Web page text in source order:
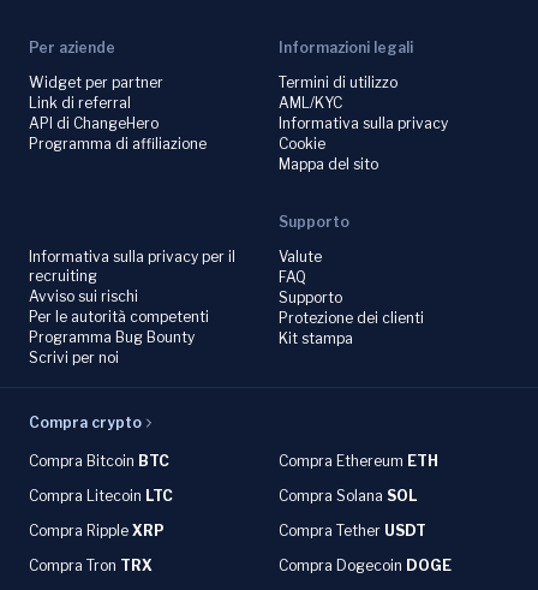
Per aziende
Widget per partner
Link di referral
API di ChangeHero
Programma di affiliazione
Informazioni legali
Termini di utilizzo
AML/KYC
Informativa sulla privacy
Cookie
Mappa del sito
Informativa sulla privacy per il
recruiting
Avviso sui rischi
Per le autorità competenti
Programma Bug Bounty
Scrivi per noi
Supporto
Valute
FAQ
Supporto
Protezione dei clienti
Kit stampa
Compra crypto
Compra Bitcoin BTC Compra Ethereum ETH
Compra Litecoin LTC Compra Solana SOL
Compra Ripple XRP Compra Tether USDT
Compra Tron TRX Compra Dogecoin DOGE